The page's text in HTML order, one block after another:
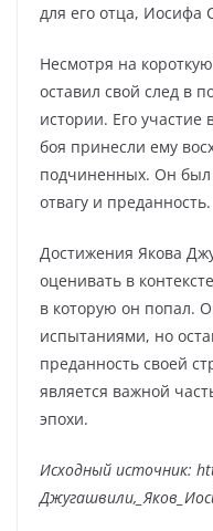
для его отца, Иосифа
Несмотря на
оставил свой след в
истории. Его участие
боя принесли ему
подчиненных. Он был
отвагу и преданность.
Достижения Якова
оценивать в
в которую он попал.
испытаниями, но
преданность своей
является важной
эпохи.
Исходный источник: